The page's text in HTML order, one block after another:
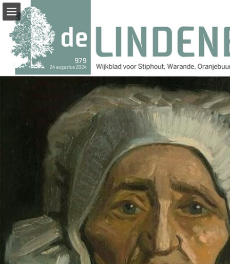
Pagina overzicht
Zoeken
Publicatie rapporteren